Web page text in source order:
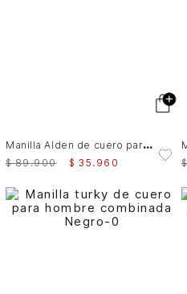
M
anilla Alden de cuero para hombre trenzada
$ 89.900 $ 35 . 960 $